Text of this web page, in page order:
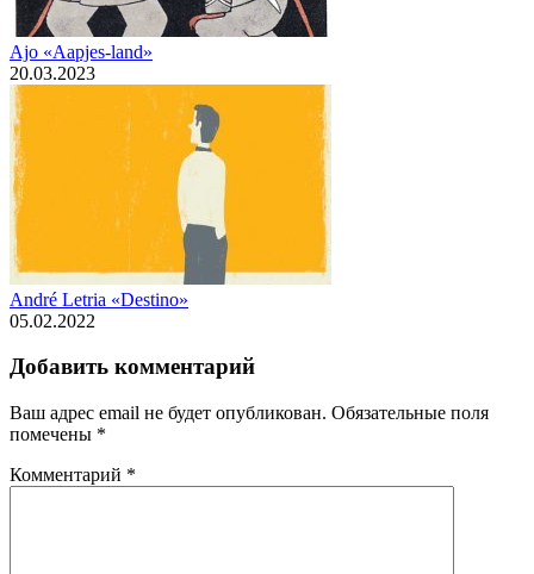
Ajo «Aapjes-land»
20.03.2023
André Letria «Destino»
05.02.2022
Добавить комментарий
Ваш адрес email не будет опубликован. Обязательные поля
помечены *
Комментарий *